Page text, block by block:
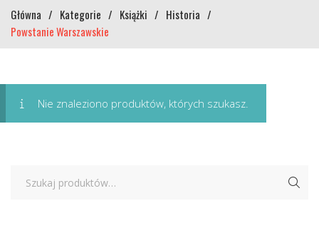
Główna / Kategorie / Książki / Historia /
Powstanie Warszawskie
Nie znaleziono produktów, których szukasz.